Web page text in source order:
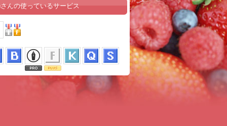
さんの使っているサービス